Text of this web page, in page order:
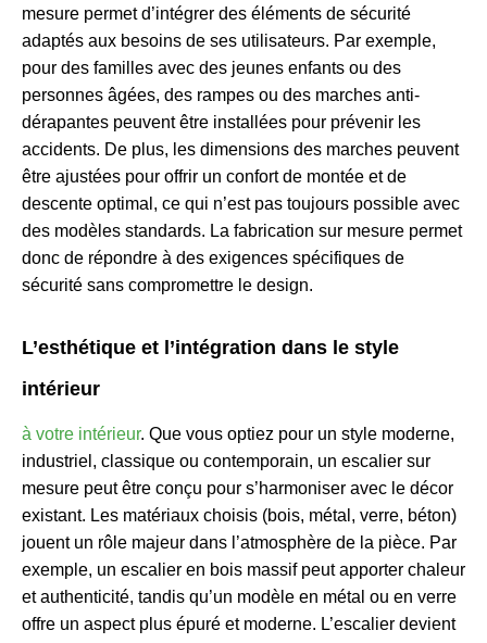
mesure permet d’intégrer des éléments de sécurité
adaptés aux besoins de ses utilisateurs. Par exemple,
pour des familles avec des jeunes enfants ou des
personnes âgées, des rampes ou des marches anti-
dérapantes peuvent être installées pour prévenir les
accidents. De plus, les dimensions des marches peuvent
être ajustées pour offrir un confort de montée et de
descente optimal, ce qui n’est pas toujours possible avec
des modèles standards. La fabrication sur mesure permet
donc de répondre à des exigences spécifiques de
sécurité sans compromettre le design.
L’esthétique et l’intégration dans le style
intérieur
à votre intérieur. Que vous optiez pour un style moderne,
industriel, classique ou contemporain, un escalier sur
mesure peut être conçu pour s’harmoniser avec le décor
existant. Les matériaux choisis (bois, métal, verre, béton)
jouent un rôle majeur dans l’atmosphère de la pièce. Par
exemple, un escalier en bois massif peut apporter chaleur
et authenticité, tandis qu’un modèle en métal ou en verre
offre un aspect plus épuré et moderne. L’escalier devient